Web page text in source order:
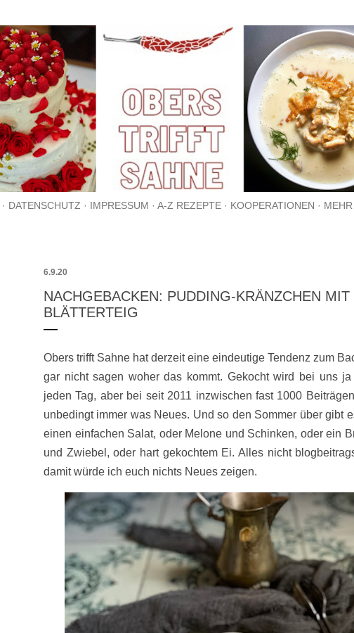
DATENSCHUTZ IMPRESSUM A-Z REZEPTE KOOPERATIONEN
6.9.20
NACHGEBACKEN: PUDDING-KRÄNZCHEN MIT
BLÄTTERTEIG
Obers trifft Sahne hat derzeit eine eindeutige Tendenz zum
gar nicht sagen woher das kommt. Gekocht wird bei uns
jeden Tag, aber bei seit 2011 inzwischen fast 1000
unbedingt immer was Neues. Und so den Sommer über gibt
einen einfachen Salat, oder Melone und Schinken, oder ein
und Zwiebel, oder hart gekochtem Ei. Alles nicht
damit würde ich euch nichts Neues zeigen.